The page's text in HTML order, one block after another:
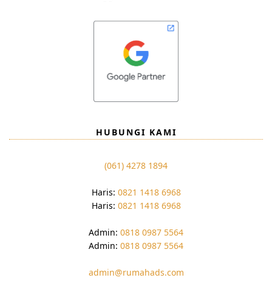
HUBUNGI KAMI
(061) 4278 1894
Haris: 0821 1418 6968
Haris: 0821 1418 6968
Admin: 0818 0987 5564
Admin: 0818 0987 5564
admin@rumahads.com